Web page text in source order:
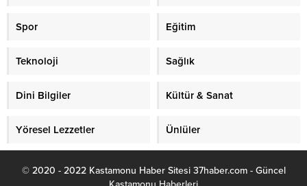
Spor Eğitim
Teknoloji Sağlık
Dini Bilgiler Kültür & Sanat
Yöresel Lezzetler Ünlüler
© 2020 - 2022 Kastamonu Haber Sitesi 37haber.com - Güncel